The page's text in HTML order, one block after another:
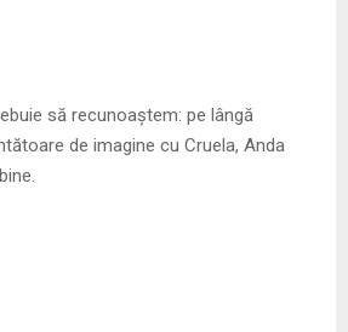
să recunoaștem: pe lângă
de imagine cu Cruela, Anda